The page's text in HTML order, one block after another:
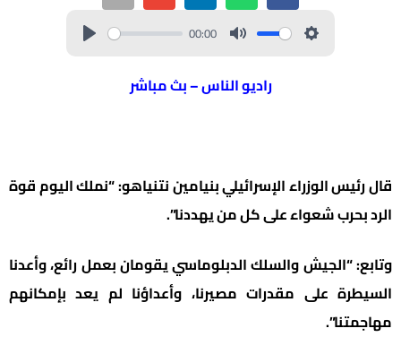
00:00
راديو الناس – بث مباشر
قال رئيس الوزراء الإسرائيلي بنيامين نتنياهو: “نملك اليوم قوة
الرد بحرب شعواء على كل من يهددنا”.
وتابع: “الجيش والسلك الدبلوماسي يقومان بعمل رائع، وأعدنا
السيطرة على مقدرات مصيرنا، وأعداؤنا لم يعد بإمكانهم
مهاجمتنا”.